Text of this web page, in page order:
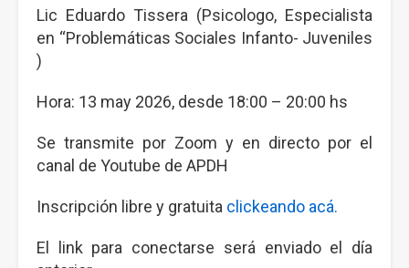
Lic Eduardo Tissera (Psicologo, Especialista
en “Problemáticas Sociales Infanto- Juveniles
)
Hora: 13 may 2026, desde 18:00 – 20:00 hs
Se transmite por Zoom y en directo por el
canal de Youtube de APDH
Inscripción libre y gratuita clickeando acá.
El link para conectarse será enviado el día